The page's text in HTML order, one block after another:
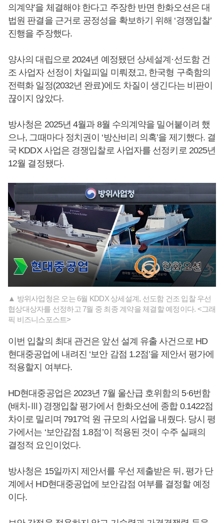
의계약’을 체결해야 한다고 주장한 반면 한화오션은 대
법원 판결을 근거로 공정성을 확보하기 위해 ‘경쟁입찰’
진행을 주장했다.
양사의 대립으로 2024년 예정됐던 상세설계·선도함 건
조 사업자 선정이 차일피일 미뤄졌고, 한국형 구축함의
전력화 일정(2032년 완료)에도 차질이 생긴다는 비판이
끊이지 않았다.
방사청은 2025년 4월과 8월 수의계약을 밀어붙이려 했
으나, 그때마다 정치권이 ‘방산비리 의혹’을 제기했다. 결
국 KDDX 사업은 경쟁입찰로 사업자를 선정키로 2025년
12월 결정됐다.
▲ 방위사업청은 오는 6월 KDDX 상세설계, 선도함 건조 입찰 우선
협상대상자를 선정하고 7월 중 최종 계약을 체결할 예정이다. <그래
픽 비즈니스포스트>
이번 입찰의 최대 관건은 앞선 설계 유출 사건으로 HD
현대중공업에 내려진 ‘보안 감점 1.2점’을 제안서 평가에
적용할지 여부다.
HD현대중공업은 2023년 7월 울산급 호위함의 5·6번함
(배치-Ⅲ) 경쟁입찰 평가에서 한화오션에 종합 0.1422점
차이로 밀리며 7917억 원 규모의 사업을 내줬다. 당시 평
가에서는 ‘보안감점 1.8점’이 적용된 것이 수주 실패의
결정적 요인이었다.
방사청은 15일까지 제안서를 우선 제출받은 뒤, 평가 단
계에서 HD현대중공업에 보안감점 여부를 결정할 예정
이다.